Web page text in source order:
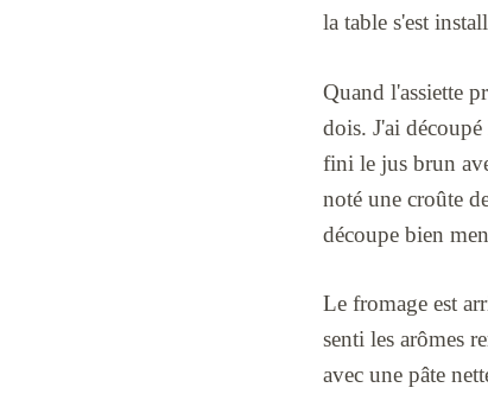
la table s'est
Quand l'assiette
dois. J'ai découpé
fini le jus brun
noté une croûte
découpe bien
Le fromage est
senti les arômes
avec une pâte